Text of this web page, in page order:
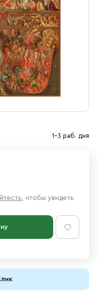
1-3 раб. дня
, чтобы увидеть